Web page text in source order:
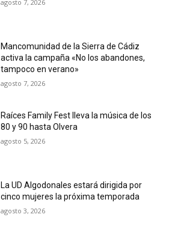
agosto 7, 2026
Mancomunidad de la Sierra de Cádiz
activa la campaña «No los abandones,
tampoco en verano»
agosto 7, 2026
Raíces Family Fest lleva la música de los
80 y 90 hasta Olvera
agosto 5, 2026
La UD Algodonales estará dirigida por
cinco mujeres la próxima temporada
agosto 3, 2026